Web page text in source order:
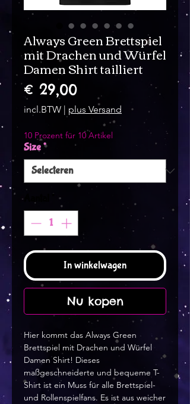
Always Green Brettspiel
mit Drachen und Würfel
Damen Shirt tailliert
€ 29,00Prijs
incl.BTW | plus Versand
10 Prozent für 10 Artikel
Size*
In winkelwagen
Nu kopen
Hier kommt das Always Green
Brettspiel mit Drachen und Würfel
Damen Shirt! Dieses
maßgeschneiderte und bequeme T-
Shirt ist ein Muss für alle Brettspiel-
und Rollenspielfans. Es ist aus weicher